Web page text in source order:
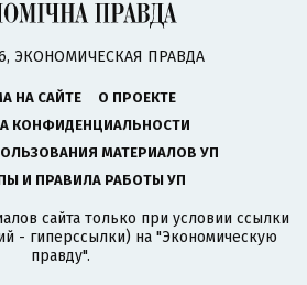
ЭКОНОМИЧЕСКАЯ ПРАВДА
НА САЙТЕ
О ПРОЕКТЕ
КОНФИДЕНЦИАЛЬНОСТИ
МАТЕРИАЛОВ УП
И ПРАВИЛА РАБОТЫ УП
сайта только при условии ссылки
- гиперссылки) на "Экономическую
правду".